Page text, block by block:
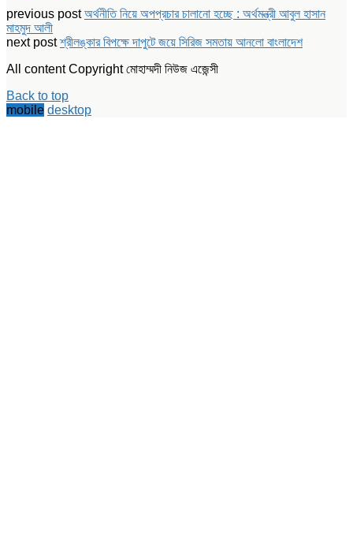
Facebook
(Opens
in
new
window)
Twitter
(Opens
new
window)
LinkedIn
(Opens
new
window)
in
new
previous postঅর্থনীতি নিয়ে অপপ্রচার চালানো হচ্ছে : অর্থমন্ত্রী আবুল হাসান
মাহমুদ আলী
next postশ্রীলঙ্কার বিপক্ষে দাপুটে জয়ে সিরিজ সমতায় আনলো বাংলাদেশ
All content Copyright মোহাম্মদী নিউজ এজেন্সী
Back to top
mobile desktop